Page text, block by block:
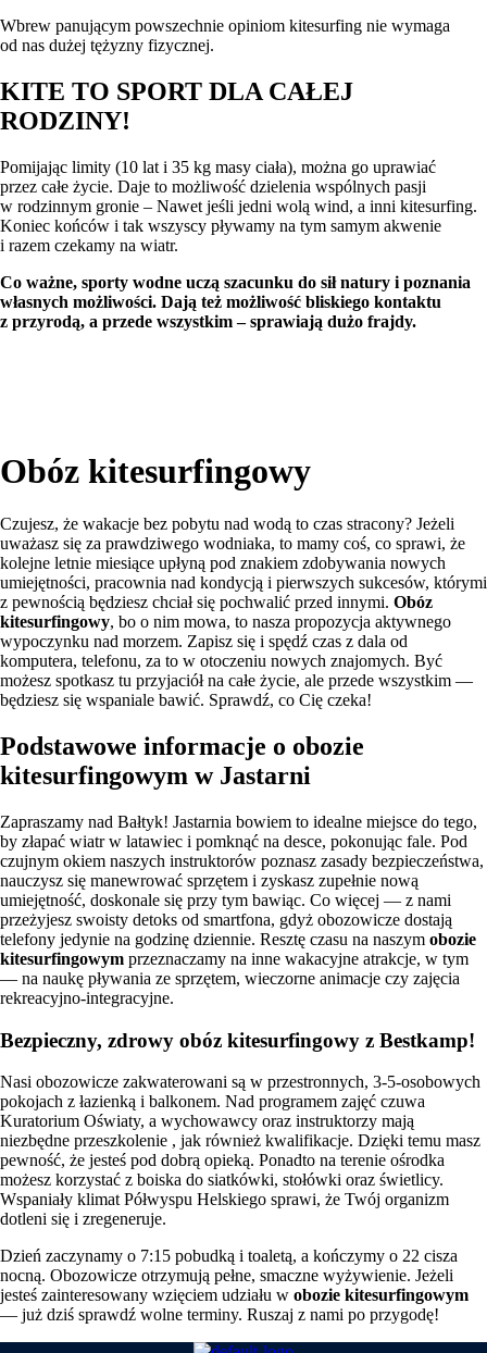
Wbrew panującym powszechnie opiniom kitesurfing nie wymaga
od nas dużej tężyzny fizycznej.
KITE TO SPORT DLA CAŁEJ
RODZINY!
Pomijając limity (10 lat i 35 kg masy ciała), można go uprawiać
przez całe życie. Daje to możliwość dzielenia wspólnych pasji
w rodzinnym gronie – Nawet jeśli jedni wolą wind, a inni kitesurfing.
Koniec końców i tak wszyscy pływamy na tym samym akwenie
i razem czekamy na wiatr.
Co ważne, sporty wodne uczą szacunku do sił natury i poznania
własnych możliwości. Dają też możliwość bliskiego kontaktu
z przyrodą, a przede wszystkim – sprawiają dużo frajdy.
Obóz kitesurfingowy
Czujesz, że wakacje bez pobytu nad wodą to czas stracony? Jeżeli
uważasz się za prawdziwego wodniaka, to mamy coś, co sprawi, że
kolejne letnie miesiące upłyną pod znakiem zdobywania nowych
umiejętności, pracownia nad kondycją i pierwszych sukcesów, którymi
z pewnością będziesz chciał się pochwalić przed innymi. Obóz
kitesurfingowy, bo o nim mowa, to nasza propozycja aktywnego
wypoczynku nad morzem. Zapisz się i spędź czas z dala od
komputera, telefonu, za to w otoczeniu nowych znajomych. Być
możesz spotkasz tu przyjaciół na całe życie, ale przede wszystkim —
będziesz się wspaniale bawić. Sprawdź, co Cię czeka!
Podstawowe informacje o obozie
kitesurfingowym w Jastarni
Zapraszamy nad Bałtyk! Jastarnia bowiem to idealne miejsce do tego,
by złapać wiatr w latawiec i pomknąć na desce, pokonując fale. Pod
czujnym okiem naszych instruktorów poznasz zasady bezpieczeństwa,
nauczysz się manewrować sprzętem i zyskasz zupełnie nową
umiejętność, doskonale się przy tym bawiąc. Co więcej — z nami
przeżyjesz swoisty detoks od smartfona, gdyż obozowicze dostają
telefony jedynie na godzinę dziennie. Resztę czasu na naszym obozie
kitesurfingowym przeznaczamy na inne wakacyjne atrakcje, w tym
— na naukę pływania ze sprzętem, wieczorne animacje czy zajęcia
rekreacyjno-integracyjne.
Bezpieczny, zdrowy obóz kitesurfingowy z Bestkamp!
Nasi obozowicze zakwaterowani są w przestronnych, 3-5-osobowych
pokojach z łazienką i balkonem. Nad programem zajęć czuwa
Kuratorium Oświaty, a wychowawcy oraz instruktorzy mają
niezbędne przeszkolenie , jak również kwalifikacje. Dzięki temu masz
pewność, że jesteś pod dobrą opieką. Ponadto na terenie ośrodka
możesz korzystać z boiska do siatkówki, stołówki oraz świetlicy.
Wspaniały klimat Półwyspu Helskiego sprawi, że Twój organizm
dotleni się i zregeneruje.
Dzień zaczynamy o 7:15 pobudką i toaletą, a kończymy o 22 cisza
nocną. Obozowicze otrzymują pełne, smaczne wyżywienie. Jeżeli
jesteś zainteresowany wzięciem udziału w obozie kitesurfingowym
— już dziś sprawdź wolne terminy. Ruszaj z nami po przygodę!